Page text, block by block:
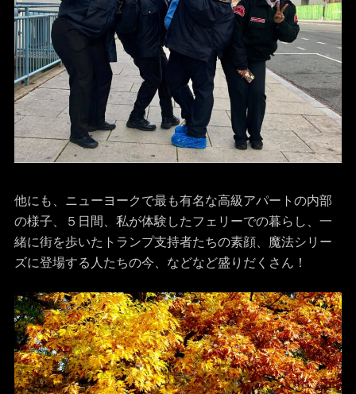
他にも、ニューヨークで最も有名な高級アパートの内部
の様子、５日間、私が体験したフェリーでの暮らし、一
緒に街を歩いたトランプ支持者たちの素顔、魔法シリー
ズに登場する人たちの今、などなど盛りだくさん！